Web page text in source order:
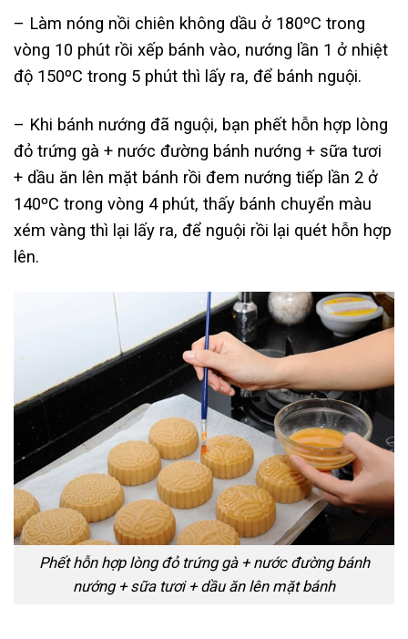
– Làm nóng nồi chiên không dầu ở 180ºC trong
vòng 10 phút rồi xếp bánh vào, nướng lần 1 ở nhiệt
độ 150ºC trong 5 phút thì lấy ra, để bánh nguội.
– Khi bánh nướng đã nguội, bạn phết hỗn hợp lòng
đỏ trứng gà + nước đường bánh nướng + sữa tươi
+ dầu ăn lên mặt bánh rồi đem nướng tiếp lần 2 ở
140ºC trong vòng 4 phút, thấy bánh chuyển màu
xém vàng thì lại lấy ra, để nguội rồi lại quét hỗn hợp
lên.
Phết hỗn hợp lòng đỏ trứng gà + nước đường bánh
nướng + sữa tươi + dầu ăn lên mặt bánh